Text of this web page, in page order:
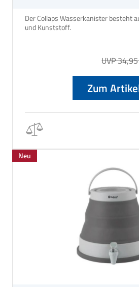
Der Collaps Wasserkanister besteht
UVP
Zum
Neu